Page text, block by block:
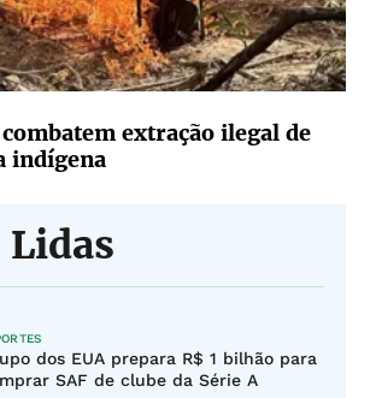
extração ilegal de
indígena
dos EUA prepara R$ 1 bilhão para
SAF de clube da Série A